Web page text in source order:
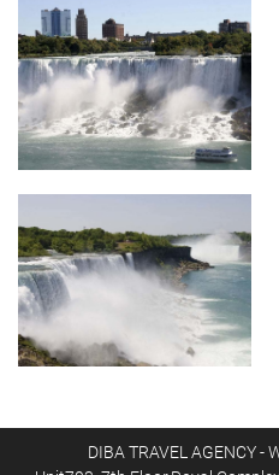
DIBA TRAVEL AGENCY -